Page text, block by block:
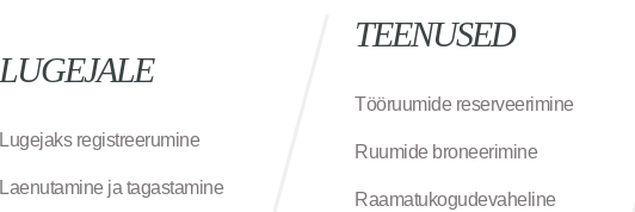
LUGEJALE
Lugejaks registreerumine
Laenutamine ja tagastamine
TEENUSED
Tööruumide reserveerimine
Ruumide broneerimine
Raamatukogudevaheline